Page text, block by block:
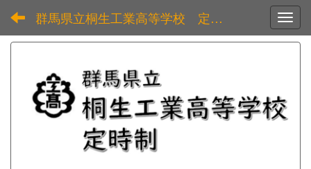
群馬県立桐生工業高等学校 定時制